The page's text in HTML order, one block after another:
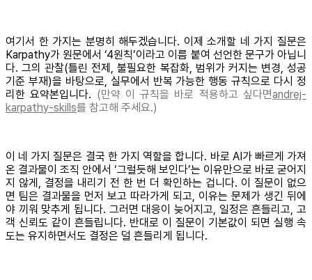
여기서 한 가지는 분명히 해두겠습니다. 이제 소개할 네 가지 질문은
Karpathy가 원문에서 ‘4원칙’이라고 이름 붙여 선언한 문구가 아닙니
다. 그의 관찰(틀린 전제, 불필요한 복잡화, 범위가 커지는 변경, 성공
기준 부재)을 바탕으로, 실무에서 반복 가능한 행동 규칙으로 다시 정
리한 요약본입니다. (만약 이 규칙을 바로 적용하고 싶다면andrej-
karpathy-skills를 참고해 주세요.)
이 네 가지 질문은 결국 한 가지 역할을 합니다. 바로 AI가 빠르게 가져
온 결과물이 조직 안에서 ‘그럴듯해 보인다’는 이유만으로 바로 굳어지
지 않게, 결정을 내리기 전 한 번 더 확인하는 겁니다. 이 질문이 없으
면 팀은 결과물을 먼저 보고 따라가게 되고, 이유는 문제가 생긴 뒤에
야 끼워 맞추게 됩니다. 그러면 대응이 늦어지고, 일정은 흔들리고, 고
객 신뢰도 같이 흔들립니다. 반대로 이 질문이 기본값이 되면 실행 속
도는 유지하면서도 결정은 덜 흔들리게 됩니다.